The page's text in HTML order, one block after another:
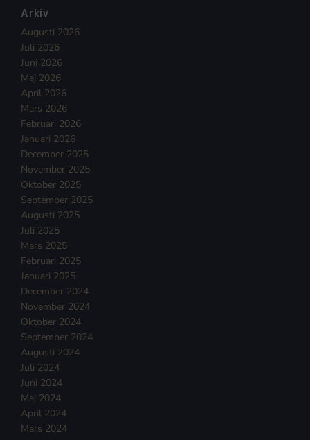
Arkiv
Augusti 2026
Juli 2026
Juni 2026
Maj 2026
April 2026
Mars 2026
Februari 2026
Januari 2026
December 2025
November 2025
Oktober 2025
September 2025
Augusti 2025
Juli 2025
Mars 2025
Februari 2025
Januari 2025
December 2024
November 2024
Oktober 2024
September 2024
Augusti 2024
Juli 2024
Juni 2024
Maj 2024
April 2024
Mars 2024